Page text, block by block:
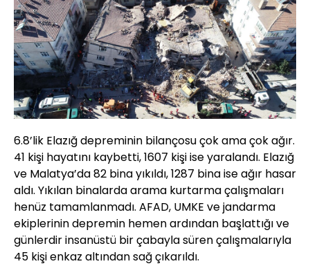
6.8’lik Elazığ depreminin bilançosu çok ama çok ağır.
41 kişi hayatını kaybetti, 1607 kişi ise yaralandı. Elazığ
ve Malatya’da 82 bina yıkıldı, 1287 bina ise ağır hasar
aldı. Yıkılan binalarda arama kurtarma çalışmaları
henüz tamamlanmadı. AFAD, UMKE ve jandarma
ekiplerinin depremin hemen ardından başlattığı ve
günlerdir insanüstü bir çabayla süren çalışmalarıyla
45 kişi enkaz altından sağ çıkarıldı.